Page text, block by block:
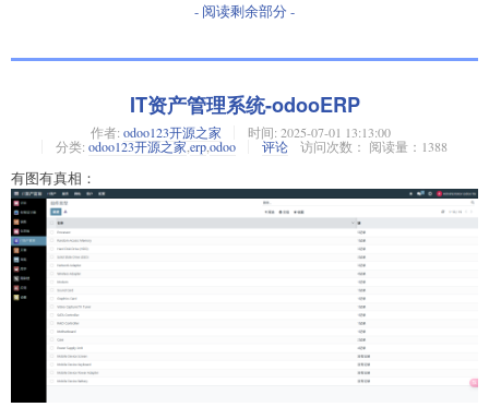
- 阅读剩余部分 -
IT资产管理系统-odooERP
作者: odoo123开源之家 时间: 2025-07-01 13:13:00
分类: odoo123开源之家,erp,odoo 评论 访问次数： 阅读量：1388
有图有真相：